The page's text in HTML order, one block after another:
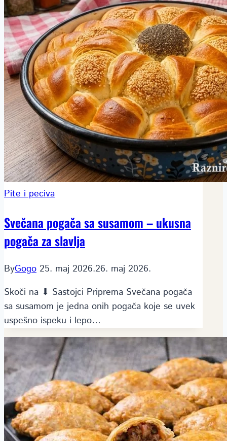
Pite i peciva
Svečana pogača sa susamom – ukusna
pogača za slavlja
ByGogo 25. maj 2026.26. maj 2026.
Skoči na ⬇ Sastojci Priprema Svečana pogača
sa susamom je jedna onih pogača koje se uvek
uspešno ispeku i lepo…